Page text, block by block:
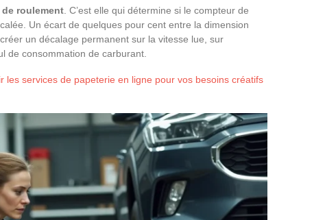
roulement . C’est elle qui détermine si le compteur de
Un écart de quelques pour cent entre la dimension
un décalage permanent sur la vitesse lue, sur
de consommation de carburant.
les services de papeterie en ligne pour vos besoins créatifs